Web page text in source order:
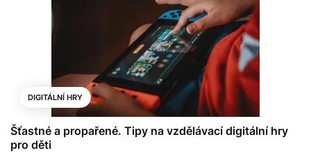
DIGITÁLNÍ HRY
Šťastné a propařené. Tipy na vzdělávací digitální hry
pro děti